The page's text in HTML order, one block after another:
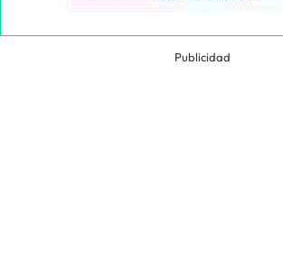
Publicidad